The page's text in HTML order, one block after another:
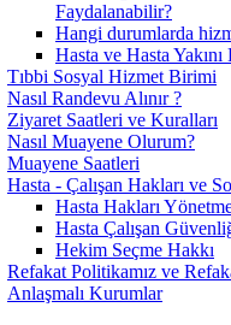
Faydalanabilir?
Hangi durumlarda
Hasta ve Hasta
Tıbbi Sosyal Hizmet Birimi
Nasıl Randevu Alınır ?
Ziyaret Saatleri ve Kuralları
Nasıl Muayene Olurum?
Muayene Saatleri
Hasta - Çalışan Hakları ve
Hasta Hakları
Hasta Çalışan
Hekim Seçme Hakkı
Refakat Politikamız ve
Anlaşmalı Kurumlar